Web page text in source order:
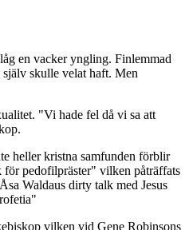
en vacker yngling. Finlemmad
själv skulle velat haft. Men
"Vi hade fel då vi sa att
heller kristna samfunden förblir
för pedofilpräster" vilken påträffats
Waldaus dirty talk med Jesus
vilken vid Gene Robinsons